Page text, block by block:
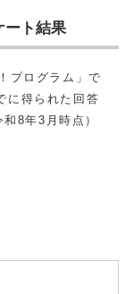
ート結果
プログラム」で
に得られた回答
8年3月時点）